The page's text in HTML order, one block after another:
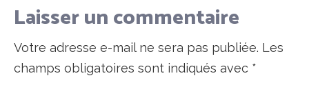
Laisser un commentaire
Votre adresse e-mail ne sera pas publiée. Les
champs obligatoires sont indiqués avec *